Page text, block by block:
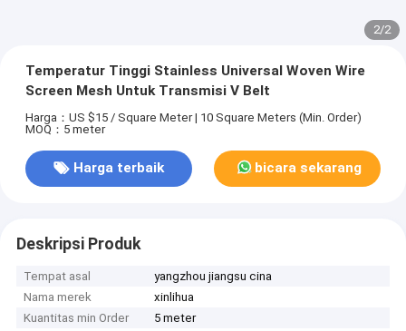
2/2
Temperatur Tinggi Stainless Universal Woven Wire
Screen Mesh Untuk Transmisi V Belt
Harga：US $15 / Square Meter | 10 Square Meters (Min. Order)
MOQ：5 meter
Harga terbaik bicara sekarang
Deskripsi Produk
Tempat asal
yangzhou jiangsu cina
Nama merek
xinlihua
Kuantitas min Order
5 meter